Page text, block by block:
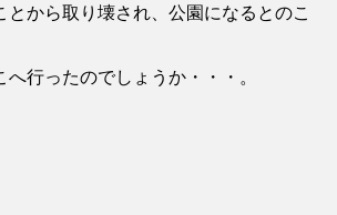
とから取り壊され、公園になるとのこ
行ったのでしょうか・・・。